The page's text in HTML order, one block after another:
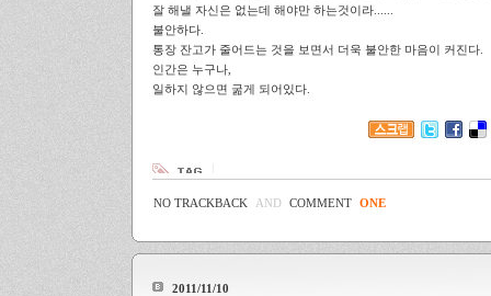
잘 해낼 자신은 없는데 해야만 하는것이라......
불안하다.
통장 잔고가 줄어드는 것을 보면서 더욱 불안한 마음이 커진다.
인간은 누구나,
일하지 않으면 굶게 되어있다.
NO TRACKBACK AND COMMENT ONE
2011/11/10